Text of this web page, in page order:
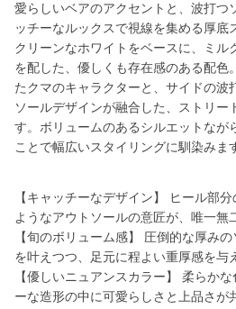
愛らしいベアのアクセントと、波打つ
ッチーなルックスで視線を集める厚底
クリーンなホワイトをベースに、ミル
を配した、優しくも存在感のある配色
たクマのキャラクターと、サイドの波
ソールデザインが融合した、ストリー
す。ボリュームのあるシルエットなが
ことで幅広いスタイリングに馴染みま
【キャッチーなデザイン】 ヒール部
ようなアウトソールの意匠が、唯一無
【旬のボリューム感】 圧倒的な厚み
を叶えつつ、足元に程よい重厚感を与
【優しいニュアンスカラー】 柔らか
ーな造形の中に可愛らしさと上品さが